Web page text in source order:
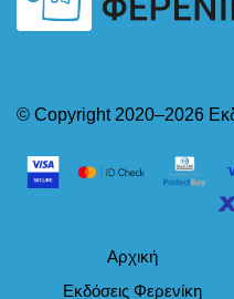
© Copyright 2020–2026
Αρχική
Εκδόσεις Φερενίκη